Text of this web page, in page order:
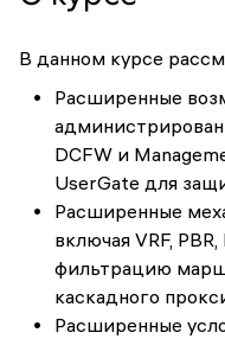
В данном курсе
Расширенные
DCFW и
UserGate для
Расширенные
включая VRF,
фильтрацию
каскадного
Расширенные